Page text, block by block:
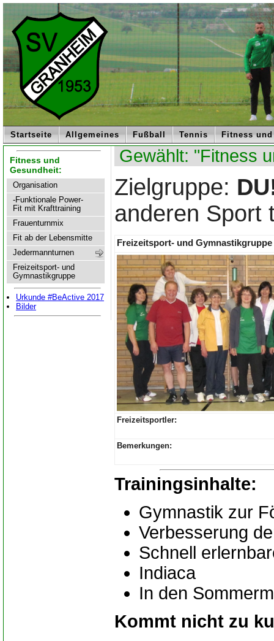
Startseite Allgemeines Fußball Tennis Fitness
Fitness und
Gesundheit:
Organisation
-Funktionale Power-
Fit mit Krafttraining
Frauenturnmix
Fit ab der Lebensmitte
Jedermannturnen
Freizeitsport- und
Gymnastikgruppe
Urkunde #BeActive 2017
Bilder
Gewählt: "Fitness
Zielgruppe:
anderen Sport
Freizeitsport- und Gymnastikgruppe
Freizeitsportler:
Bemerkungen:
Trainingsinhalte:
Gymnastik zur
Verbesserung
Schnell
Indiaca
In den
Kommt nicht zu